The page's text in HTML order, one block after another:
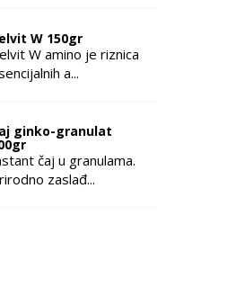
W 150gr
W amino je riznica
a...
ginko-granulat
čaj u granulama.
zaslađ...